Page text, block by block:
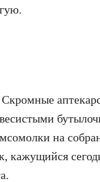
на
кажущийся